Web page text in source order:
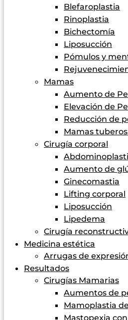
Blefaroplastia
Rinoplastia
Bichectomía
Liposucción
Pómulos y
Mamas
Aumento de
Elevación de
Reducción de
Mamas
Cirugía corporal
Aumento de
Ginecomastia
Lifting corporal
Liposucción
Lipedema
Cirugía
Medicina estética
Arrugas de
Resultados
Cirugías Mamarias
Aumentos de
Mamoplastia
Mastopexia